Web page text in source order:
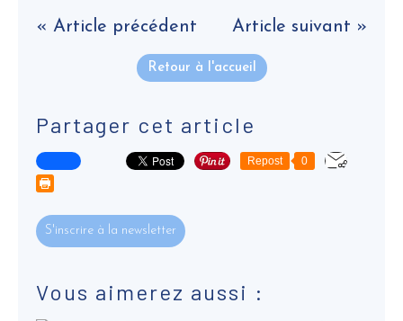
« Article précédent Article suivant »
Retour à l'accueil
Partager cet article
Repost 0
S'inscrire à la newsletter
Vous aimerez aussi :